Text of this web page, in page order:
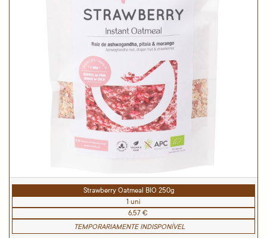
Strawberry Oatmeal BIO 250g
1 uni
6,57 €
TEMPORARIAMENTE INDISPONÍVEL